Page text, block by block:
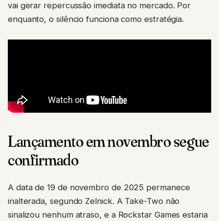
vai gerar repercussão imediata no mercado. Por
enquanto, o silêncio funciona como estratégia.
Lançamento em novembro segue
confirmado
A data de 19 de novembro de 2025 permanece
inalterada, segundo Zelnick. A Take-Two não
sinalizou nenhum atraso, e a Rockstar Games estaria